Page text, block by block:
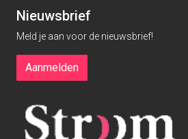
Nieuwsbrief
Meld je aan voor de nieuwsbrief!
Aanmelden